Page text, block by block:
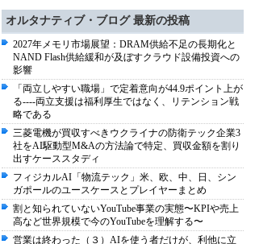
オルタナティブ・ブログ 最新の投稿
2027年メモリ市場展望：DRAM供給不足の長期化と
NAND Flash供給緩和が及ぼすクラウド設備投資への
影響
「両立しやすい職場」で定着意向が44.9ポイント上が
る----両立支援は福利厚生ではなく、リテンション戦
略である
三菱電機が買収すべきウクライナの防衛テック企業3
社をAI駆動型M&Aの方法論で特定、買収金額を割り
出すケーススタディ
フィジカルAI「物流テック」米、欧、中、日、シン
ガポールのユースケースとプレイヤーまとめ
割と知られていないYouTube事業の実態〜KPIや売上
高など世界規模で今のYouTubeを理解する〜
営業は終わった（３）AIを使う者だけが、利他に立